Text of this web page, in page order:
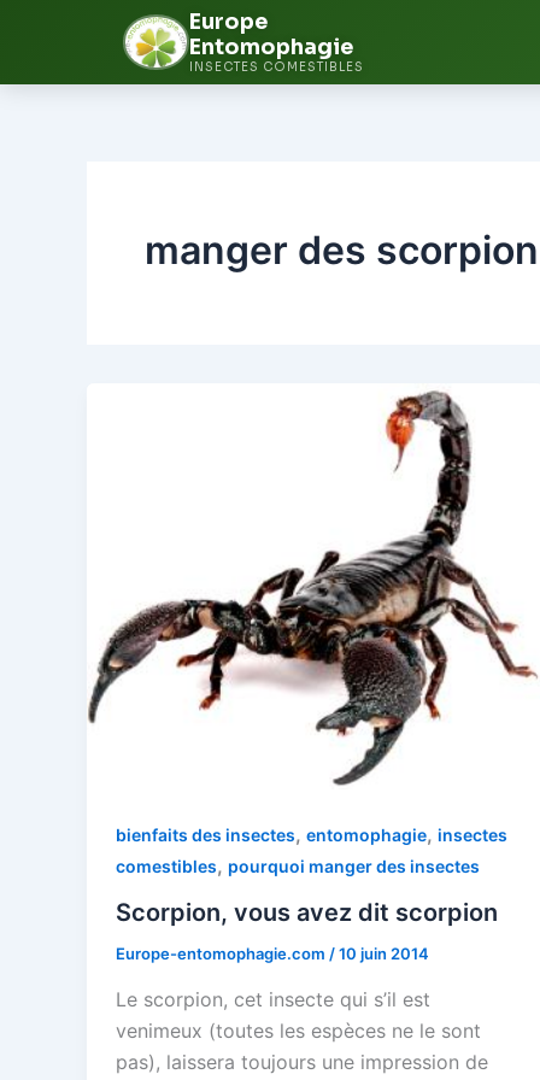
Europe
Entomophagie
INSECTES COMESTIBLES
manger des
bienfaits des insectes, entomophagie, insectes
comestibles, pourquoi manger des insectes
Scorpion, vous avez dit scorpion
Europe-entomophagie.com /10 juin 2014
Le scorpion, cet insecte qui s’il est
venimeux (toutes les espèces ne le sont
pas), laissera toujours une impression de